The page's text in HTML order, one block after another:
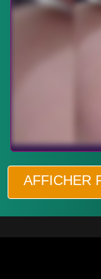
AFFICHER